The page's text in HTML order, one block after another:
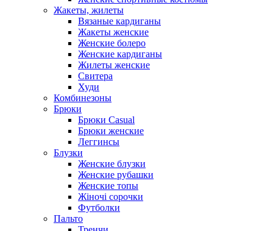
Жакеты, жилеты
Вязаные кардиганы
Жакеты женские
Женские болеро
Женские кардиганы
Жилеты женские
Свитера
Худи
Комбинезоны
Брюки
Брюки Casual
Брюки женские
Леггинсы
Блузки
Женские блузки
Женские рубашки
Женские топы
Жіночі сорочки
Футболки
Пальто